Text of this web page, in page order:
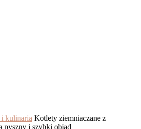
i kulinaria Kotlety ziemniaczane z
pyszny i szybki obiad